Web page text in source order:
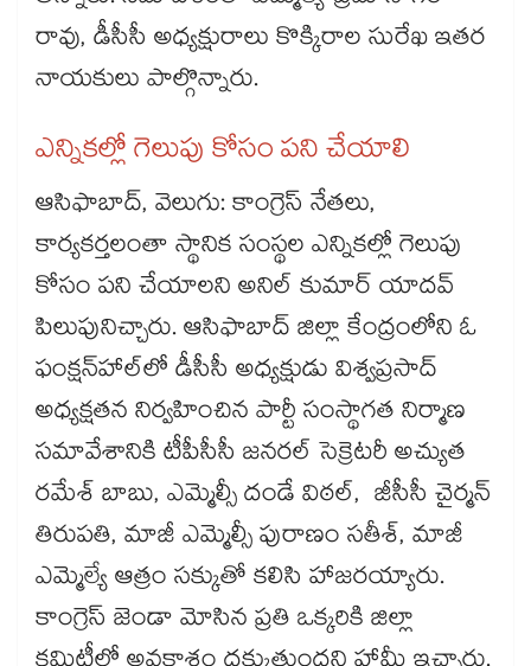
రావు, డీసీసీ అధ్యక్షురాలు కొక్కిరాల సురేఖ ఇతర
నాయకులు పాల్గొన్నారు.
ఎన్నికల్లో గెలుపు కోసం పని చేయాలి
ఆసిఫాబాద్, వెలుగు: కాంగ్రెస్​ నేతలు,
కార్యకర్తలంతా స్థానిక సంస్థల ఎన్నికల్లో గెలుపు
కోసం పని చేయాలని అనిల్ కుమార్ యాదవ్
పిలుపునిచ్చారు. ఆసిఫాబాద్ జిల్లా కేంద్రంలోని ఓ
ఫంక్షన్​హాల్​లో డీసీసీ అధ్యక్షుడు విశ్వప్రసాద్
అధ్యక్షతన నిర్వహించిన పార్టీ సంస్థాగత నిర్మాణ
సమావేశానికి టీపీసీసీ జనరల్ సెక్రెటరీ అచ్యుత
రమేశ్ బాబు, ఎమ్మెల్సీ దండే విఠల్, జీసీసీ చైర్మన్
తిరుపతి, మాజీ ఎమ్మెల్సీ పురాణం సతీశ్, మాజీ
ఎమ్మెల్యే ఆత్రం సక్కుతో కలిసి హాజరయ్యారు.
కాంగ్రెస్ జెండా మోసిన ప్రతి ఒక్కరికి జిల్లా